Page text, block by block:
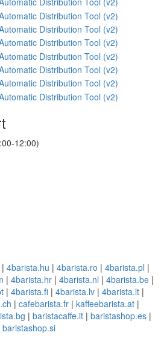
12:00)
4barista.hu | 4barista.ro | 4barista.pl |
| 4barista.hr | 4barista.nl | 4barista.be |
| 4barista.fi | 4barista.lv | 4barista.lt |
| cafebarista.fr| kaffeebarista.at|
| baristacaffe.it| baristashop.es|
baristashop.si